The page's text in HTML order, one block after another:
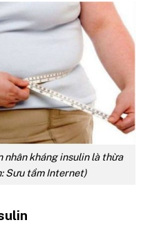
kháng insulin là thừa
Sưu tầm Internet)